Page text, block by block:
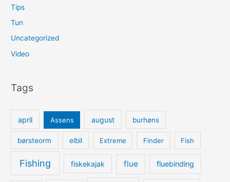
Tips
Tun
Uncategorized
Video
Tags
april Assens august burhøns
børsteorm elbil Extreme Finder Fish
Fishing fiskekajak flue fluebinding